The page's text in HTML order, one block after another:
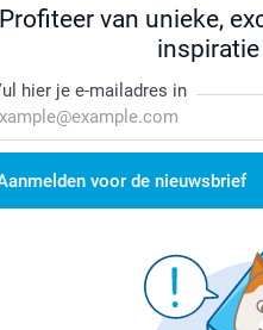
Profiteer van unieke,
hier je e-mailadres in
voor de nieuwsbrief